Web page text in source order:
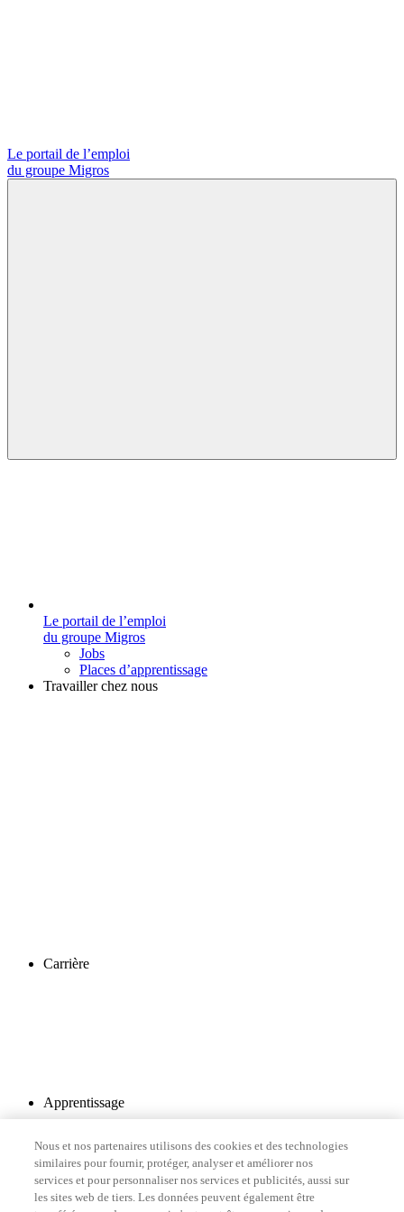
Le portail de l’emploi
du groupe Migros
Le portail de l’emploi
du groupe Migros
Jobs
Places d’apprentissage
Travailler chez nous
Carrière
Apprentissage
Nous et nos partenaires utilisons des cookies et des technologies
similaires pour fournir, protéger, analyser et améliorer nos
services et pour personnaliser nos services et publicités, aussi sur
les sites web de tiers. Les données peuvent également être